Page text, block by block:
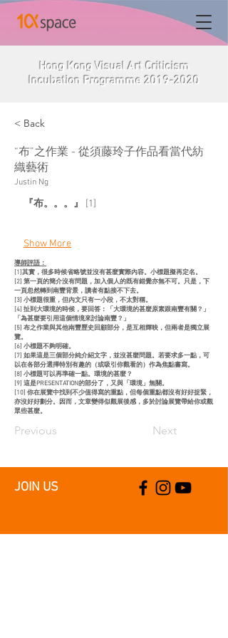
Hong Kong Visual Art Criticism
Incubation Programme 2019-2020
< Back
“布”之作業 - 從須藤玲⼦作品看當代紡
織藝術
Justin Ng
『布。。。』 [1]
Show More
導師評語：​
[1]其實，很多時候省略號並沒有甚麼實際內容。小標題擬再定名。
[2] 第一頁的簡介沒有問題，加入個人的既有錯覺亦無不可。只是，下
一頁忽然轉到南豐背景，讀者有點接不下去。
[3] 小標題很重，但內文只有一小段，不太對稱。
[4] 扯到大環境的時候，要回答：「大環境的甚麼原素跟南豐有關？」
「為甚麼要引用這個情境來討論南豐？」
[5] 布之作業與其他南豐歷史回顧部分，是互相輝映，但兩者是獨立展
覽。
[6] 小標題不夠明確。
[7] 如果這是三個部分純介紹文字，並沒甚麼問題。若要求多一點，可
以在各部分選擇特別有趣的（或吸引你觀看的）作為焦點書寫。
[8] 小標題可以再準確一點。環境的甚麼？
[9] 這是PRESENTATION的部分了，又與「環境」無關。
[10] 你在展覽中找到不少值得寫的重點，但每個重點都沒有好好捉緊，
亦沒好好劃分。因而，文章變得似觀展後感，多於討論展覽帶給你或觀
眾些甚麼。
Previous Next
JOIN US